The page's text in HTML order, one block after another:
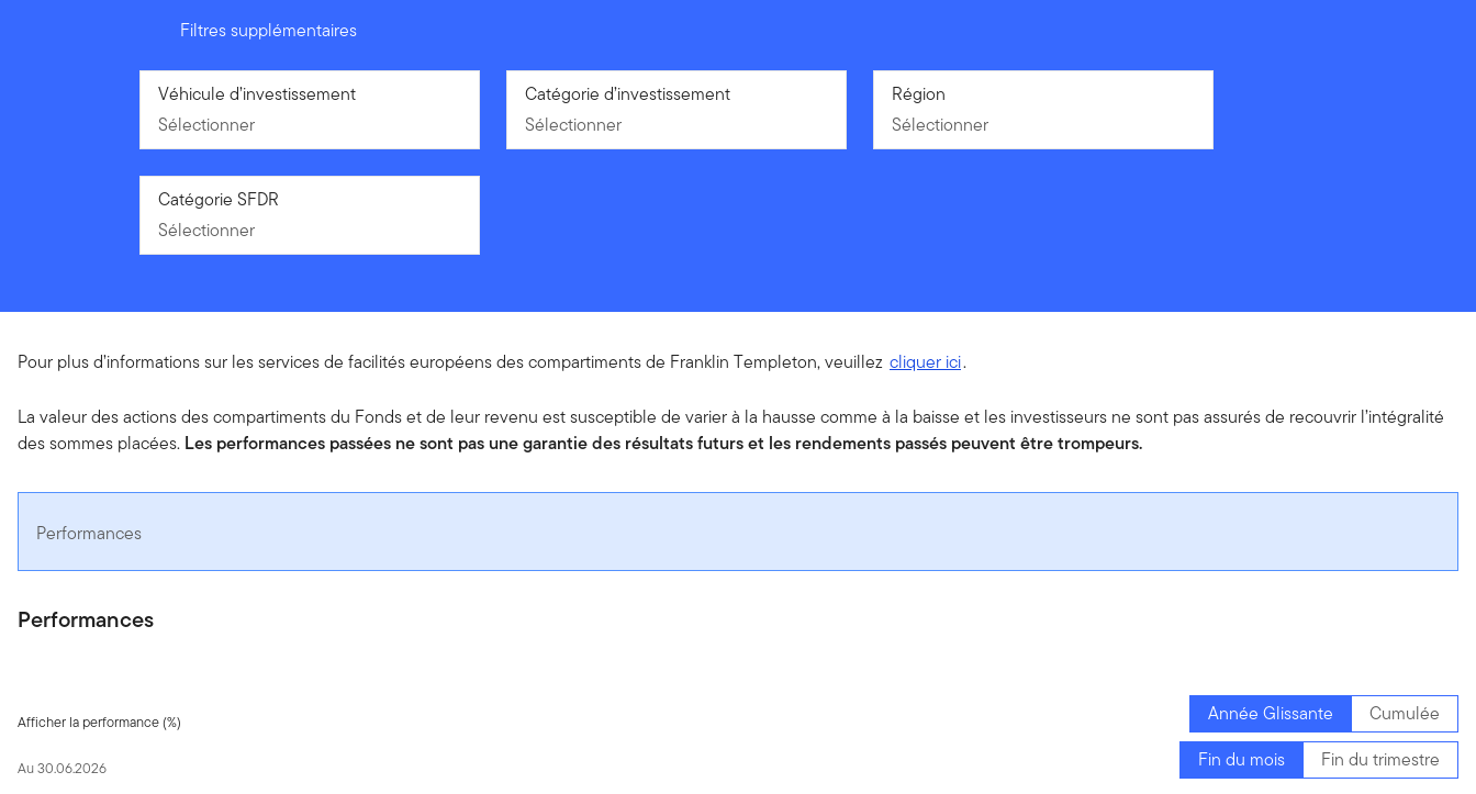
Filtres supplémentaires
Sélectionner
Véhicule d’investissement
Sélectionner
Sélectionner
Catégorie d’investissement
Sélectionner
Sélectionner
Région
Sélectionner
Sélectionner
Catégorie SFDR
Sélectionner
Pour plus d’informations sur les services de facilités européens des compartiments de Franklin Templeton, veuillez cliquer ici.
La valeur des actions des compartiments du Fonds et de leur revenu est susceptible de varier à la hausse comme à la baisse et les investisseurs ne sont pas assurés de recouvrir l’intégralité
des sommes placées. Les performances passées ne sont pas une garantie des résultats futurs et les rendements passés peuvent être trompeurs.
Performances
Performances
Afficher la performance (%) Année Glissante Cumulée
Au 30.06.2026 Fin du mois Fin du trimestre